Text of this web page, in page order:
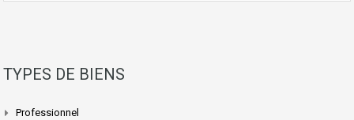
TYPES DE BIENS
Professionnel